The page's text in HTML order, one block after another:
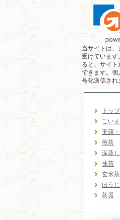
当サイトは、
受けています
ると、サイ
できます。個
号化送信され
トッ
こい
玉露
煎茶
深蒸
抹茶
玄米茶
ほう
茶器